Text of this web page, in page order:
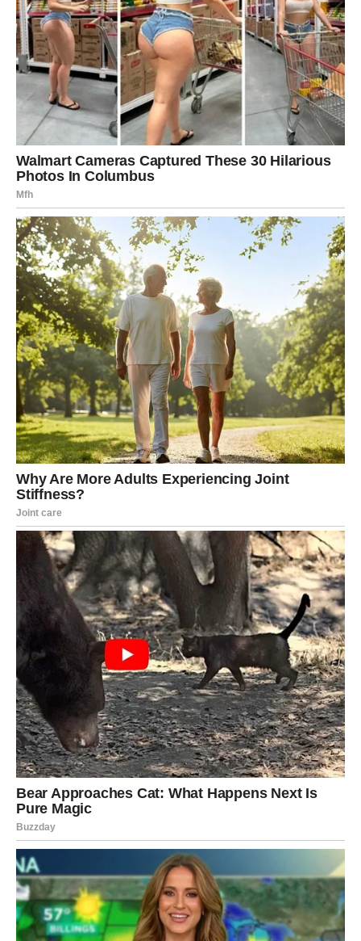
Jedna osoba sada budi emocije koje više ne možete
ignorisati.
Bit ćete nevjerovatno emotivni
Pred vama su veoma intenzivni trenuci.
STRIJELAC
Nova energija donosi vam kontakt sa osobom koja je
nekada imala posebno mjesto u vašem životu.
Sudbina vam sada daje priliku da završite ono što nikada
nije bilo do kraja završeno.
Ljubav iz prošlosti ponovo se budi
Pred vama su veoma uzbudljivi trenuci.
JARAC
Jarčevi konačno prestaju skrivati ono što osjećaju.
Jedna osoba sada želi iskren razgovor i novu priliku za
ljubav.
Srce konačno govori glasnije od razuma
Pred vama su veoma važni emotivni trenuci.
VODOLIJA
Zvijezde vam donose neočekivanu poruku koja potpuno
mijenja vaše emocije.
Jedna osoba sada vam jasno pokazuje da vas nikada nije
zaboravila.
Sudbina vam vraća stare emocije
Pred vama su veoma posebni trenuci.
RIBE